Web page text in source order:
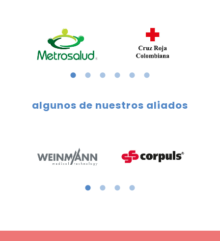
algunos de nuestros aliados